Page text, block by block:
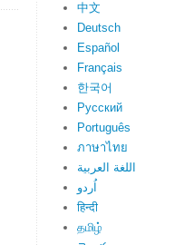
中文
Deutsch
Español
Français
한국어
Русский
Português
ภาษาไทย
اللغة العربية
اُردو
हिन्दी
தமிழ்